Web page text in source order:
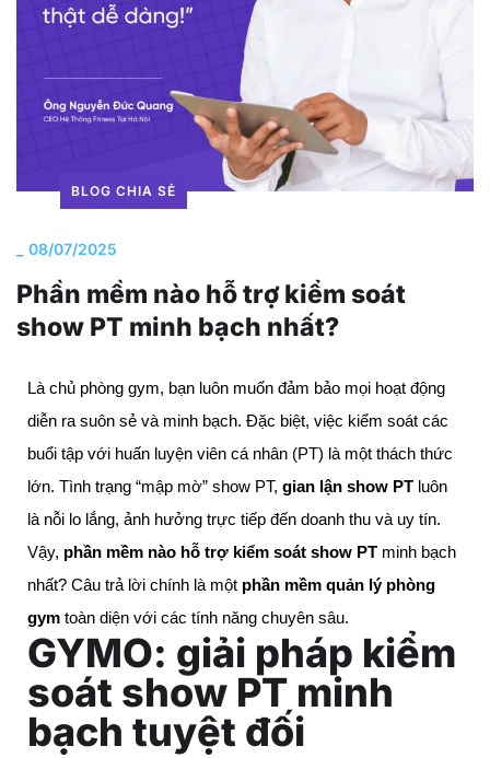
BLOG CHIA SẺ
08/07/2025
Phần mềm nào hỗ trợ kiểm soát
show PT minh bạch nhất?
Là chủ phòng gym, bạn luôn muốn đảm bảo mọi hoạt động
diễn ra suôn sẻ và minh bạch. Đặc biệt, việc kiểm soát các
buổi tập với huấn luyện viên cá nhân (PT) là một thách thức
lớn. Tình trạng “mập mờ” show PT, gian lận show PT luôn
là nỗi lo lắng, ảnh hưởng trực tiếp đến doanh thu và uy tín.
Vậy, phần mềm nào hỗ trợ kiểm soát show PT minh bạch
nhất? Câu trả lời chính là một phần mềm quản lý phòng
gym toàn diện với các tính năng chuyên sâu.
GYMO: giải pháp kiểm
soát show PT minh
bạch tuyệt đối